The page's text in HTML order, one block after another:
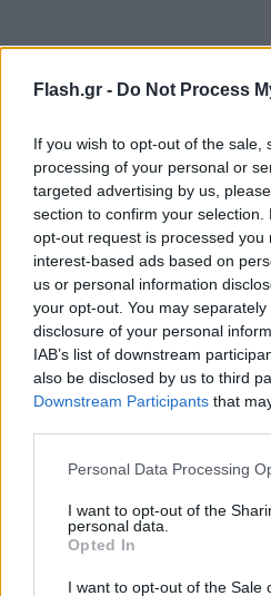
Flash.gr - Do Not Process
If you wish to opt-out of the sale,
processing of your personal or
targeted advertising by us,
section to confirm your
opt-out request is processed you
interest-based ads based on
us or personal information
your opt-out. You may
disclosure of your personal
IAB’s list of downstream
also be disclosed by us to third
Downstream Participants that
Please note that this website/
not limited to your visit or usage
grant or deny consent to Google
use your data for below
consent section.
Personal Data Processing
I want to opt-out of the
personal data.
Opted In
I want to opt-out of the Sale